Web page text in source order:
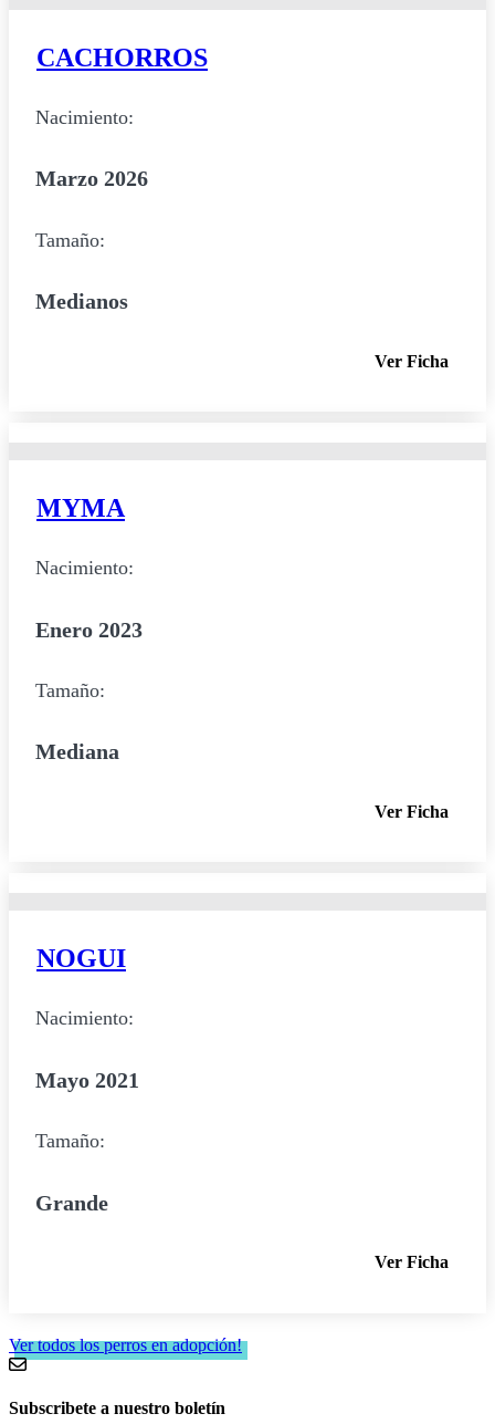
CACHORROS
Nacimiento:
Marzo 2026
Tamaño:
Medianos
Ver Ficha
MYMA
Nacimiento:
Enero 2023
Tamaño:
Mediana
Ver Ficha
NOGUI
Nacimiento:
Mayo 2021
Tamaño:
Grande
Ver Ficha
Ver todos los perros en adopción!
Subscribete a nuestro boletín